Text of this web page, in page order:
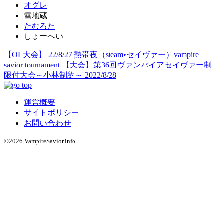
オグレ
雪地蔵
たむろた
しょーへい
【OL大会】 22/8/27 熱帯夜（steam•セイヴァー）vampire
savior tournament
【大会】第36回ヴァンパイアセイヴァー制
限付大会～小林制約～ 2022/8/28
運営概要
サイトポリシー
お問い合わせ
©2026 VampireSavior.info